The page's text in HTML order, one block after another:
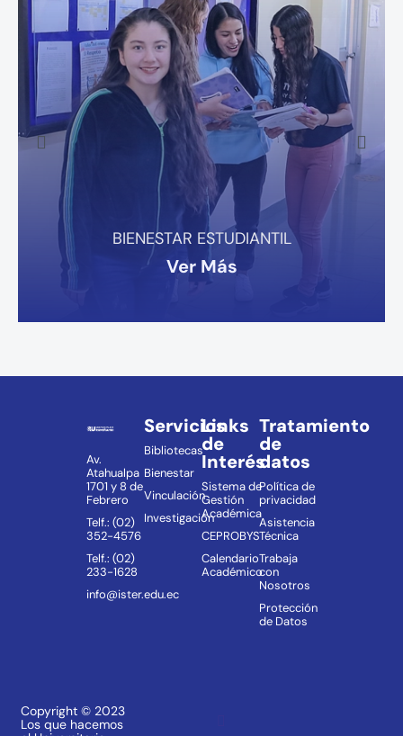
BIENESTAR ESTUDIANTIL
VerMás
Av.
Atahualpa
1701 y 8 de
Febrero
Telf.: (02)
352-4576
Telf.: (02)
233-1628
info@ister.edu.ec
Servicios
Bibliotecas
Bienestar
Vinculación
Investigación
Links
de
Interés
Sistema de
Gestión
Académica
CEPROBYS
Calendario
Académico
Tratamiento
de
datos
Política de
privacidad
Asistencia
Técnica
Trabaja
con
Nosotros
Protección
de Datos
Copyright © 2023
Los que hacemos